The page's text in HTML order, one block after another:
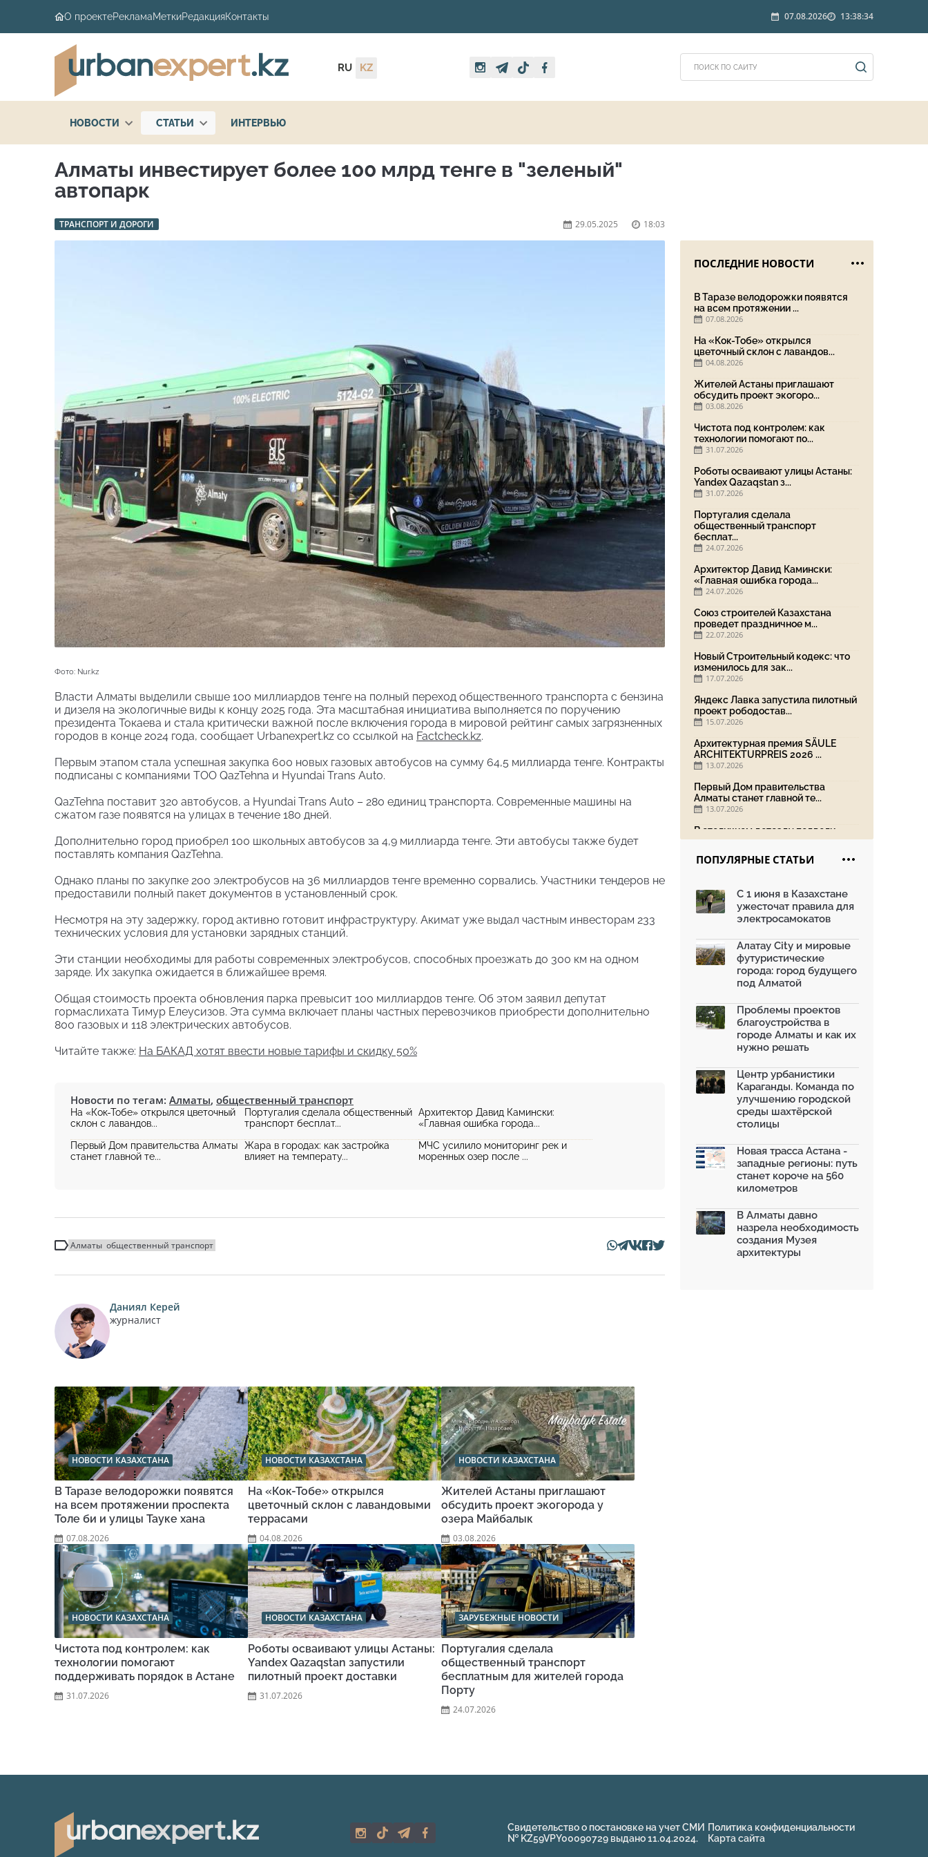
О проектеРекламаМеткиРедакцияКонтакты 07.08.2026 13:38:34
RU KZ
НОВОСТИ СТАТЬИ ИНТЕРВЬЮ
Алматы инвестирует более 100 млрд тенге в "зеленый"
автопарк
ТРАНСПОРТ И ДОРОГИ 29.05.2025 18:03
Фото: Nur.kz
Власти Алматы выделили свыше 100 миллиардов тенге на полный переход общественного транспорта с бензина
и дизеля на экологичные виды к концу 2025 года. Эта масштабная инициатива выполняется по поручению
президента Токаева и стала критически важной после включения города в мировой рейтинг самых загрязненных
городов в конце 2024 года, сообщает Urbanexpert.kz со ссылкой на Factcheck.kz.
Первым этапом стала успешная закупка 600 новых газовых автобусов на сумму 64,5 миллиарда тенге. Контракты
подписаны с компаниями TOO QazTehna и Hyundai Trans Auto.
QazTehna поставит 320 автобусов, а Hyundai Trans Auto – 280 единиц транспорта. Современные машины на
сжатом газе появятся на улицах в течение 180 дней.
Дополнительно город приобрел 100 школьных автобусов за 4,9 миллиарда тенге. Эти автобусы также будет
поставлять компания QazTehna.
Однако планы по закупке 200 электробусов на 36 миллиардов тенге временно сорвались. Участники тендеров не
предоставили полный пакет документов в установленный срок.
Несмотря на эту задержку, город активно готовит инфраструктуру. Акимат уже выдал частным инвесторам 233
технических условия для установки зарядных станций.
Эти станции необходимы для работы современных электробусов, способных проезжать до 300 км на одном
заряде. Их закупка ожидается в ближайшее время.
Общая стоимость проекта обновления парка превысит 100 миллиардов тенге. Об этом заявил депутат
гормаслихата Тимур Елеусизов. Эта сумма включает планы частных перевозчиков приобрести дополнительно
800 газовых и 118 электрических автобусов.
Читайте также: На БАКАД хотят ввести новые тарифы и скидку 50%
Новости по тегам: Алматы, общественный транспорт
На «Кок-Тобе» открылся цветочный
склон с лавандов...
Португалия сделала общественный
транспорт бесплат...
Архитектор Давид Камински:
«Главная ошибка города...
Первый Дом правительства Алматы
станет главной те...
Жара в городах: как застройка
влияет на температу...
МЧС усилило мониторинг рек и
моренных озер после ...
Алматы общественный транспорт
Даниял Керей
журналист
НОВОСТИ КАЗАХСТАНА
В Таразе велодорожки появятся
на всем протяжении проспекта
Толе би и улицы Тауке хана
07.08.2026
НОВОСТИ КАЗАХСТАНА
На «Кок-Тобе» открылся
цветочный склон с лавандовыми
террасами
04.08.2026
НОВОСТИ КАЗАХСТАНА
Жителей Астаны приглашают
обсудить проект экогорода у
озера Майбалык
03.08.2026
НОВОСТИ КАЗАХСТАНА
Чистота под контролем: как
технологии помогают
поддерживать порядок в Астане
31.07.2026
НОВОСТИ КАЗАХСТАНА
Роботы осваивают улицы Астаны:
Yandex Qazaqstan запустили
пилотный проект доставки
31.07.2026
ЗАРУБЕЖНЫЕ НОВОСТИ
Португалия сделала
общественный транспорт
бесплатным для жителей города
Порту
24.07.2026
ПОСЛЕДНИЕ НОВОСТИ
В Таразе велодорожки появятся
на всем протяжении ...
07.08.2026
На «Кок-Тобе» открылся
цветочный склон с лавандов...
04.08.2026
Жителей Астаны приглашают
обсудить проект экогоро...
03.08.2026
Чистота под контролем: как
технологии помогают по...
31.07.2026
Роботы осваивают улицы Астаны:
Yandex Qazaqstan з...
31.07.2026
Португалия сделала
общественный транспорт
бесплат...
24.07.2026
Архитектор Давид Камински:
«Главная ошибка города...
24.07.2026
Союз строителей Казахстана
проведет праздничное м...
22.07.2026
Новый Строительный кодекс: что
изменилось для зак...
17.07.2026
Яндекс Лавка запустила пилотный
проект рободостав...
15.07.2026
Архитектурная премия SÄULE
ARCHITEKTURPREIS 2026 ...
13.07.2026
Первый Дом правительства
Алматы станет главной те...
13.07.2026
В столичном детсаду подвели
итоги акции «Таза Қаз...
06.07.2026
Жара в городах: как застройка
03.07.2026
МЧС усилило мониторинг рек и
моренных озер после ...
02.07.2026
На общественных слушаниях
представили экологическ...
30.06.2026
На слушаниях по корректировке
30.06.2026
130-летняя Майская роща в
Таразе станет экопарком...
22.06.2026
июня заработает авто...
19.06.2026
ПОПУЛЯРНЫЕ СТАТЬИ
С 1 июня в Казахстане
ужесточат правила для
электросамокатов
Алатау City и мировые
футуристические
города: город будущего
под Алматой
Проблемы проектов
благоустройства в
городе Алматы и как их
нужно решать
Центр урбанистики
Караганды. Команда по
улучшению городской
среды шахтёрской
столицы
Новая трасса Астана -
западные регионы: путь
станет короче на 560
километров
В Алматы давно
назрела необходимость
создания Музея
архитектуры
Свидетельство о постановке на учет СМИ
№ KZ59VPY00090729 выдано 11.04.2024.
Политика конфиденциальности
Карта сайта